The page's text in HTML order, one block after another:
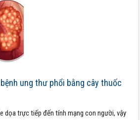
ung thư phổi bằng cây thuốc
dọa trực tiếp đến tính mạng con người, vậy